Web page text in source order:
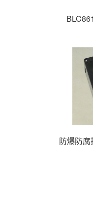
防爆防